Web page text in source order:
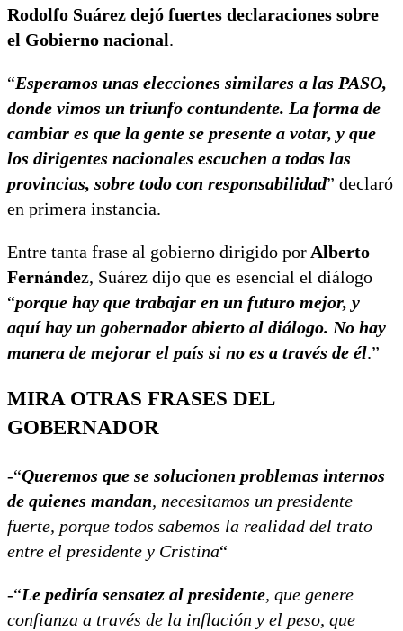
Rodolfo Suárez dejó fuertes declaraciones sobre
el Gobierno nacional.
“Esperamos unas elecciones similares a las PASO,
donde vimos un triunfo contundente. La forma de
cambiar es que la gente se presente a votar, y que
los dirigentes nacionales escuchen a todas las
provincias, sobre todo con responsabilidad” declaró
en primera instancia.
Entre tanta frase al gobierno dirigido por Alberto
Fernández, Suárez dijo que es esencial el diálogo
“porque hay que trabajar en un futuro mejor, y
aquí hay un gobernador abierto al diálogo. No hay
manera de mejorar el país si no es a través de él.”
MIRA OTRAS FRASES DEL
GOBERNADOR
-“Queremos que se solucionen problemas internos
de quienes mandan, necesitamos un presidente
fuerte, porque todos sabemos la realidad del trato
entre el presidente y Cristina“
-“Le pediría sensatez al presidente, que genere
confianza a través de la inflación y el peso, que